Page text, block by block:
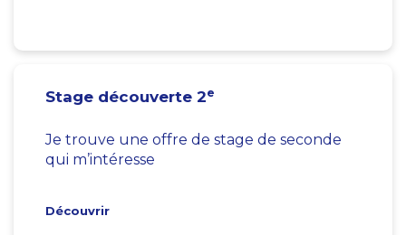
Stage découverte 2e
Je trouve une offre de stage de seconde
qui m’intéresse
Découvrir